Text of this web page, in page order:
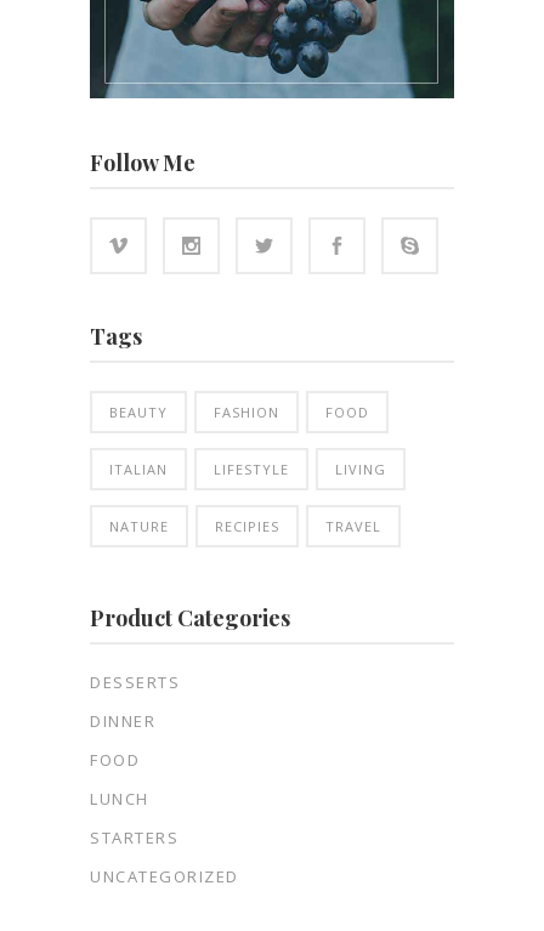
Follow Me
Tags
BEAUTY FASHION FOOD
ITALIAN LIFESTYLE LIVING
NATURE RECIPIES TRAVEL
Product Categories
DESSERTS
DINNER
FOOD
LUNCH
STARTERS
UNCATEGORIZED